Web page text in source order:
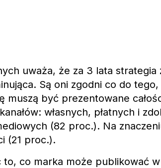
uważa, że za 3 lata
Są oni zgodni co do
muszą być prezentowane
własnych, płatnych i
(82 proc.). Na
(21 proc.).
to, co marka może publikować